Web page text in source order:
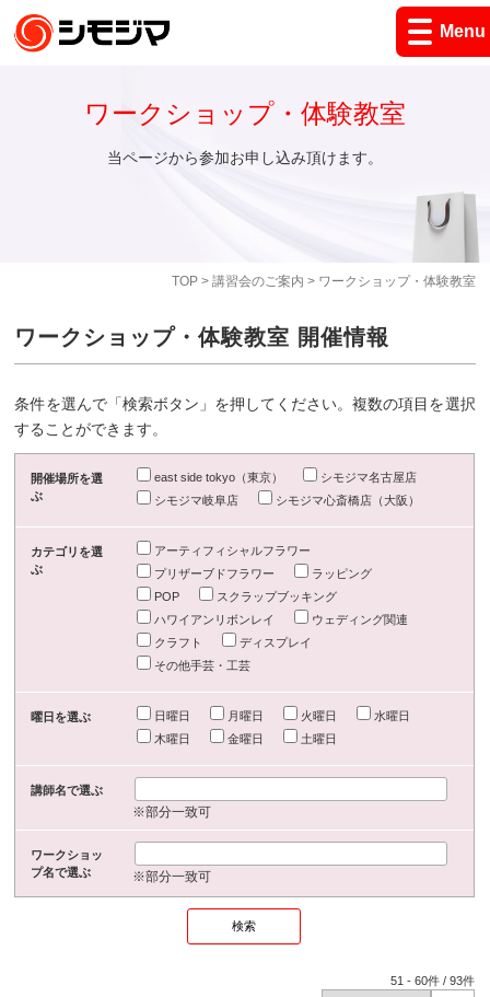
Menu
TOP> 講習会のご案内 > ワークショップ・体験教室
ワークショップ・体験教室
当ページから参加お申し込み頂けます。
ワークショップ・体験教室 開催情報
条件を選んで「検索ボタン」を押してください。複数の項目を選択
することができます。
開催場所を選
ぶ
east side tokyo（東京）
シモジマ名古屋店
シモジマ岐阜店
シモジマ心斎橋店（大阪）
カテゴリを選
ぶ
アーティフィシャルフラワー
プリザーブドフラワー
ラッピング
POP
スクラップブッキング
ハワイアンリボンレイ
ウェディング関連
クラフト
ディスプレイ
その他手芸・工芸
曜日を選ぶ 日曜日 月曜日 火曜日
水曜日
木曜日
金曜日 土曜日
講師名で選ぶ
※部分一致可
ワークショッ
プ名で選ぶ
※部分一致可
51 -60件 /93件